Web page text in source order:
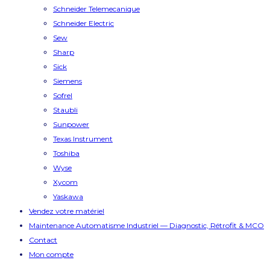
Schneider Telemecanique
Schneider Electric
Sew
Sharp
Sick
Siemens
Sofrel
Staubli
Sunpower
Texas Instrument
Toshiba
Wyse
Xycom
Yaskawa
Vendez votre matériel
Maintenance Automatisme Industriel — Diagnostic, Rétrofit & MCO
Contact
Mon compte